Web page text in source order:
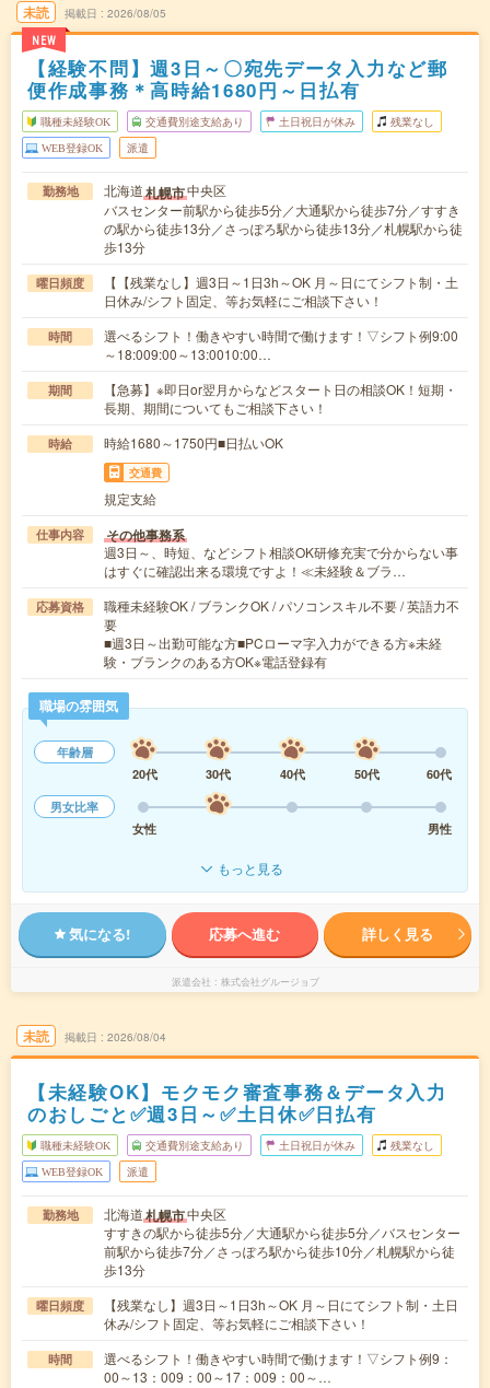
未読
NEW
掲載日 2026/08/05
【経験不問】週3日～〇宛先データ入力など郵
便作成事務＊高時給1680円～日払有
職種未経験OK 交通費別途支給あり 土日祝日が休み 残業なし
WEB登録OK 派遣
勤務地 北海道札幌市中央区
バスセンター前駅から徒歩5分／大通駅から徒歩7分／すすき
の駅から徒歩13分／さっぽろ駅から徒歩13分／札幌駅から徒
歩13分
曜日頻度
【【残業なし】週3日～1日3h～OK 月～日にてシフト制・土
日休み/シフト固定、等お気軽にご相談下さい！
時間
選べるシフト！働きやすい時間で働けます！▽シフト例9:00
～18:009:00～13:0010:00…
期間
【急募】※即日or翌月からなどスタート日の相談OK！短期・
長期、期間についてもご相談下さい！
時給 時給1680～1750円■日払いOK
交通費
規定支給
仕事内容 その他事務系
週3日～、時短、などシフト相談OK研修充実で分からない事
はすぐに確認出来る環境ですよ！≪未経験＆ブラ…
応募資格
職種未経験OK / ブランクOK / パソコンスキル不要 / 英語力不
要
■週3日～出勤可能な方■PCローマ字入力ができる方※未経
験・ブランクのある方OK※電話登録有
職場の雰囲気
年齢層
20代
30代 40代 50代
60代
男女比率
女性
男性
もっと見る
気になる! 応募へ進む 詳しく見る
派遣会社 株式会社グルージョブ
未読 掲載日 2026/08/04
【未経験OK】モクモク審査事務＆データ入力
のおしごと✅週3日～✅土日休✅日払有
職種未経験OK 交通費別途支給あり 土日祝日が休み 残業なし
WEB登録OK 派遣
勤務地 北海道札幌市中央区
すすきの駅から徒歩5分／大通駅から徒歩5分／バスセンター
前駅から徒歩7分／さっぽろ駅から徒歩10分／札幌駅から徒
歩13分
曜日頻度
【残業なし】週3日～1日3h～OK 月～日にてシフト制・土日
休み/シフト固定、等お気軽にご相談下さい！
時間
選べるシフト！働きやすい時間で働けます！▽シフト例9：
00～13：009：00～17：009：00～…